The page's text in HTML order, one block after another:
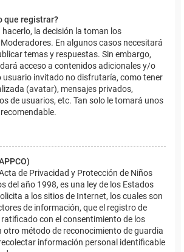
que registrar?
la decisión la toman los
En algunos casos necesitará
temas y respuestas. Sin embargo,
acceso a contenidos adicionales y/o
usuario invitado no disfrutaría, como tener
(avatar), mensajes privados,
de usuarios, etc. Tan solo le tomará unos
de Privacidad y Protección de Niños
del año 1998, es una ley de los Estados
a los sitios de Internet, los cuales son
de información, que el registro de
con el consentimiento de los
otro método de reconocimiento de guardia
información personal identificable